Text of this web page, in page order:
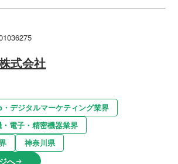
式会社
・デジタルマーケティング業界
・電子・精密機器業界
神奈川県
へarrow_right_alt